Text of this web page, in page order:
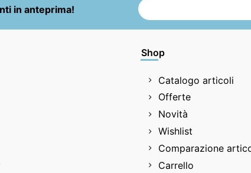
in anteprima!
Shop
Catalogo articoli
Offerte
Novità
Wishlist
Comparazione
Carrello